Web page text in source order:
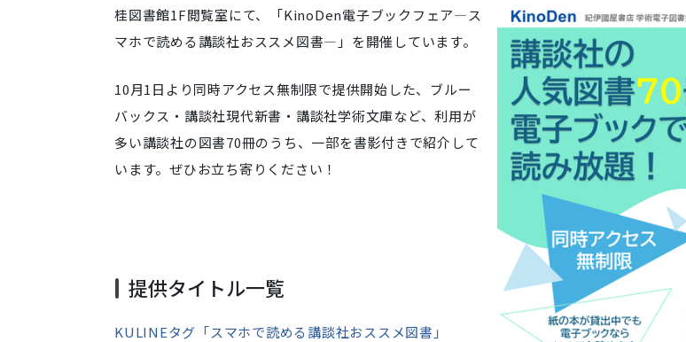
桂図書館1F閲覧室にて、「KinoDen電子ブックフェア―ス
マホで読める講談社おススメ図書―」を開催しています。
10月1日より同時アクセス無制限で提供開始した、ブルー
バックス・講談社現代新書・講談社学術文庫など、利用が
多い講談社の図書70冊のうち、一部を書影付きで紹介して
います。ぜひお立ち寄りください！
提供タイトル一覧
KULINEタグ「スマホで読める講談社おススメ図書」